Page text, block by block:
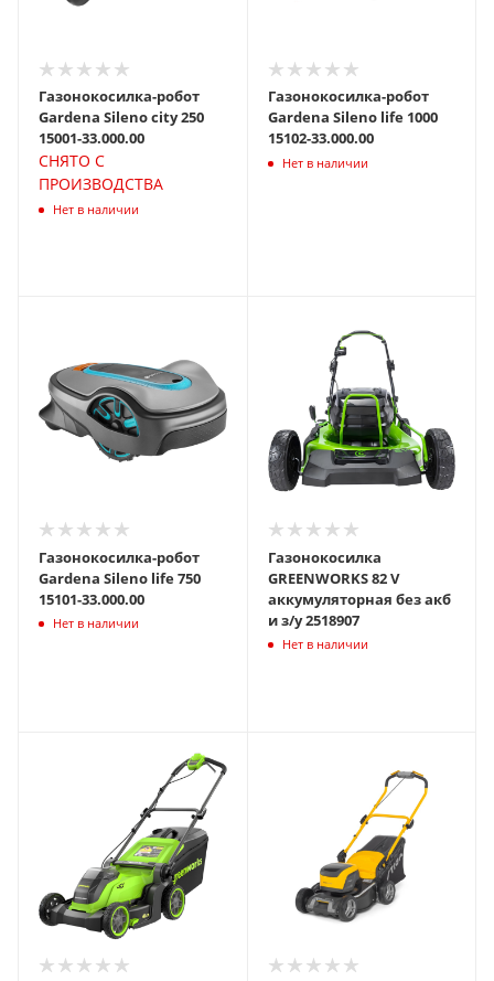
Газонокосилка-робот
Gardena Sileno city 250
15001-33.000.00
СНЯТО С
ПРОИЗВОДСТВА
Нет в наличии
Газонокосилка-робот
Gardena Sileno life 1000
15102-33.000.00
Нет в наличии
Газонокосилка-робот
Gardena Sileno life 750
15101-33.000.00
Нет в наличии
Газонокосилка
GREENWORKS 82 V
аккумуляторная без акб
и з/у 2518907
Нет в наличии